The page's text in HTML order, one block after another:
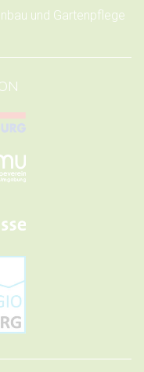
und Gartenpflege